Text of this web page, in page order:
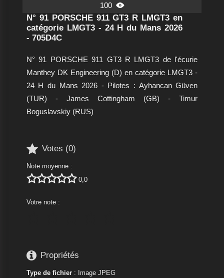
100 
N° 91 PORSCHE 911 GT3 R LMGT3 en
catégorie LMGT3 - 24 H du Mans 2026
- 705D4C
N° 91 PORSCHE 911 GT3 R LMGT3 de l'écurie
Manthey DK Engineering (D) en catégorie LMGT3 -
24 H du Mans 2026 - Pilotes : Ayhancan Güven
(TUR) - James Cottingham (GB) - Timur
Boguslavskiy (RUS)
 Votes (0)
Note moyenne :
 0,0
Votre note :
 Propriétés
Type de fichier: Image JPEG